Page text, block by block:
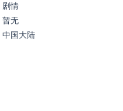
剧情
暂无
中国大陆